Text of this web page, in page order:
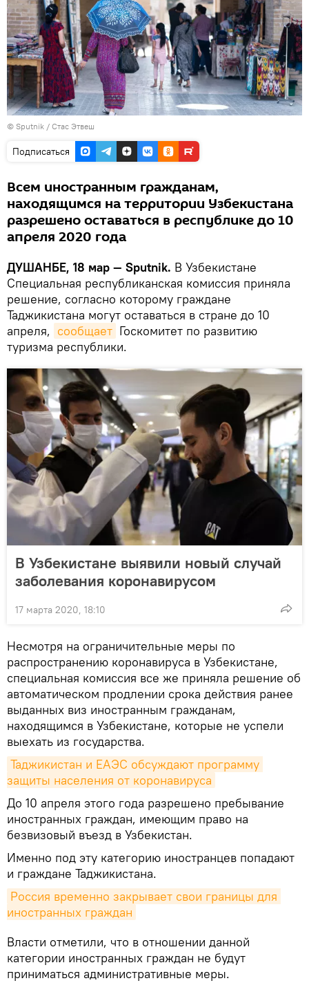
© Sputnik / Стас Этвеш
Подписаться
Всем иностранным гражданам,
находящимся на территории Узбекистана
разрешено оставаться в республике до 10
апреля 2020 года
ДУШАНБЕ, 18 мар — Sputnik. В Узбекистане
Специальная республиканская комиссия приняла
решение, согласно которому граждане
Таджикистана могут оставаться в стране до 10
апреля, сообщает Госкомитет по развитию
туризма республики.
В Узбекистане выявили новый случай
заболевания коронавирусом
17 марта 2020, 18:10
Несмотря на ограничительные меры по
распространению коронавируса в Узбекистане,
специальная комиссия все же приняла решение об
автоматическом продлении срока действия ранее
выданных виз иностранным гражданам,
находящимся в Узбекистане, которые не успели
выехать из государства.
Таджикистан и ЕАЭС обсуждают программу
защиты населения от коронавируса
До 10 апреля этого года разрешено пребывание
иностранных граждан, имеющим право на
безвизовый въезд в Узбекистан.
Именно под эту категорию иностранцев попадают
и граждане Таджикистана.
Россия временно закрывает свои границы для
иностранных граждан
Власти отметили, что в отношении данной
категории иностранных граждан не будут
приниматься административные меры.